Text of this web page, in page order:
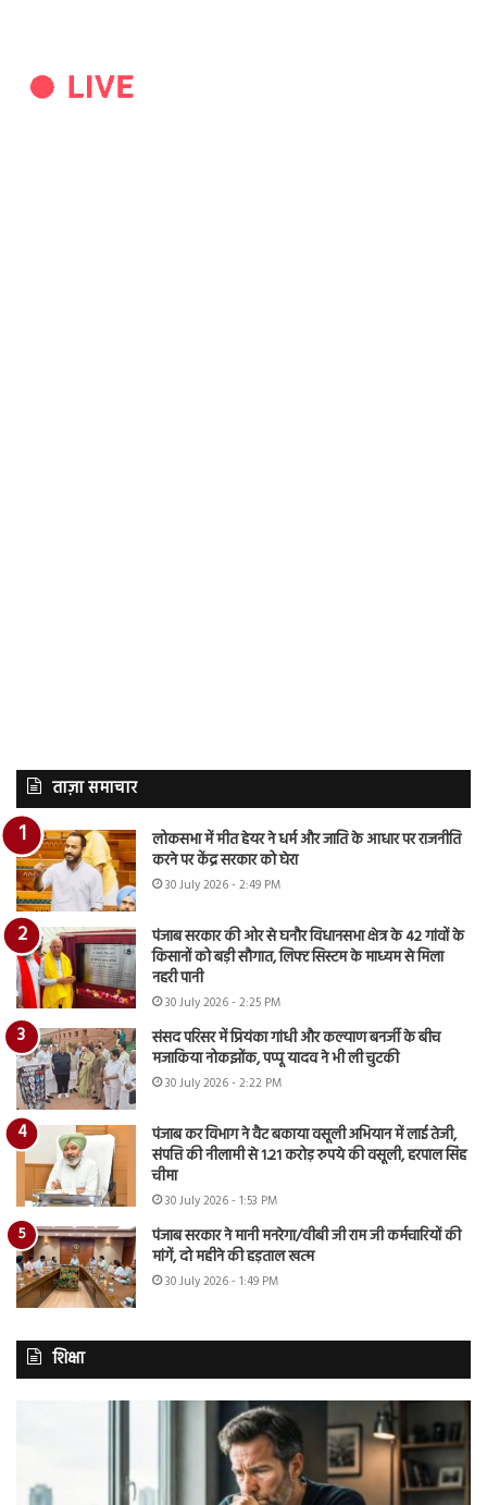
ताज़ा समाचार
लोकसभा में मीत हेयर ने धर्म और जाति के आधार पर राजनीति
करने पर केंद्र सरकार को घेरा
30 July 2026 - 2:49 PM
पंजाब सरकार की ओर से घनौर विधानसभा क्षेत्र के 42 गांवों के
किसानों को बड़ी सौगात, लिफ्ट सिस्टम के माध्यम से मिला
नहरी पानी
30 July 2026 - 2:25 PM
संसद परिसर में प्रियंका गांधी और कल्याण बनर्जी के बीच
मजाकिया नोकझोंक, पप्पू यादव ने भी ली चुटकी
30 July 2026 - 2:22 PM
पंजाब कर विभाग ने वैट बकाया वसूली अभियान में लाई तेजी,
संपत्ति की नीलामी से 1.21 करोड़ रुपये की वसूली, हरपाल सिंह
चीमा
30 July 2026 - 1:53 PM
पंजाब सरकार ने मानी मनरेगा/वीबी जी राम जी कर्मचारियों की
मांगें, दो महीने की हड़ताल खत्म
30 July 2026 - 1:49 PM
शिक्षा